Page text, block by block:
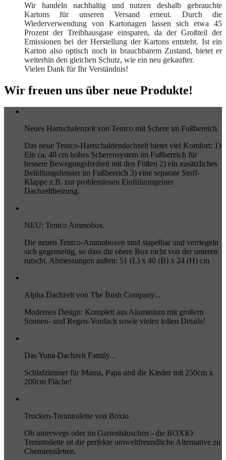
Wir handeln nachhaltig und nutzen deshalb gebrauchte
Kartons für unseren Versand erneut. Durch die
Wiederverwendung von Kartonagen lassen sich etwa 45
Prozent der Treibhausgase einsparen, da der Großteil der
Emissionen bei der Herstellung der Kartons entsteht. Ist ein
Karton also optisch noch in brauchbarem Zustand, bietet er
weiterhin den gleichen Schutz, wie ein neu gekaufter.
Vielen Dank für Ihr Verständnis!
Wir freuen uns über neue Produkte!
Neues Hartschalenzelt von Tentco mit Schere im Fußbereich.
Das neue Tentco-Hartschaldendachzelt bietet viel Komfort: 1)
Ein ca. 40 cm hohes Scherensystem im Fußbereich für
bessere Bewegungsfreiheit mit den Füßen 2) ein zusätzliches
Belüftungsfenster im Fußbereich 3) eine separate Stoff-
Klappe z.B. zur problemlosen Einführungeiner
Dachzeltheizung.
NEU: Tentco Ammobox.
Die neuen Tentco-Ammoboxen sind stapelbar und verriegeln
sich gegenseitig, so dass die obere Box nicht von der unteren
rutscht. Abmessungen außen: 51 (L) x 40 (B) x 24 (H) cm
Alpha Dachzelt von The Bush Company...
Modernes Design: Komplett aus Aluminium mit großem
Sonnen- und Regen-Vordach sowie vielen tollen Details!
Das Yuna-Dachzelt Family...
Schlafzimmer für Mama, Papa und die Kinder mit 250cm x
200cm Fläche!
Trocken-Trenntoilette von Boxio
Ob unterwegs oder im Gartenhäuschen - die BOXIO
Trenntoilette ist die perfekte umweltfreundliche Alternative zu
Chemietoiletten.